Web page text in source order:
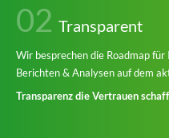
02 Transparent
Wir besprechen die Roadmap
Berichten & Analysen auf dem
Transparenz die Vertrauen